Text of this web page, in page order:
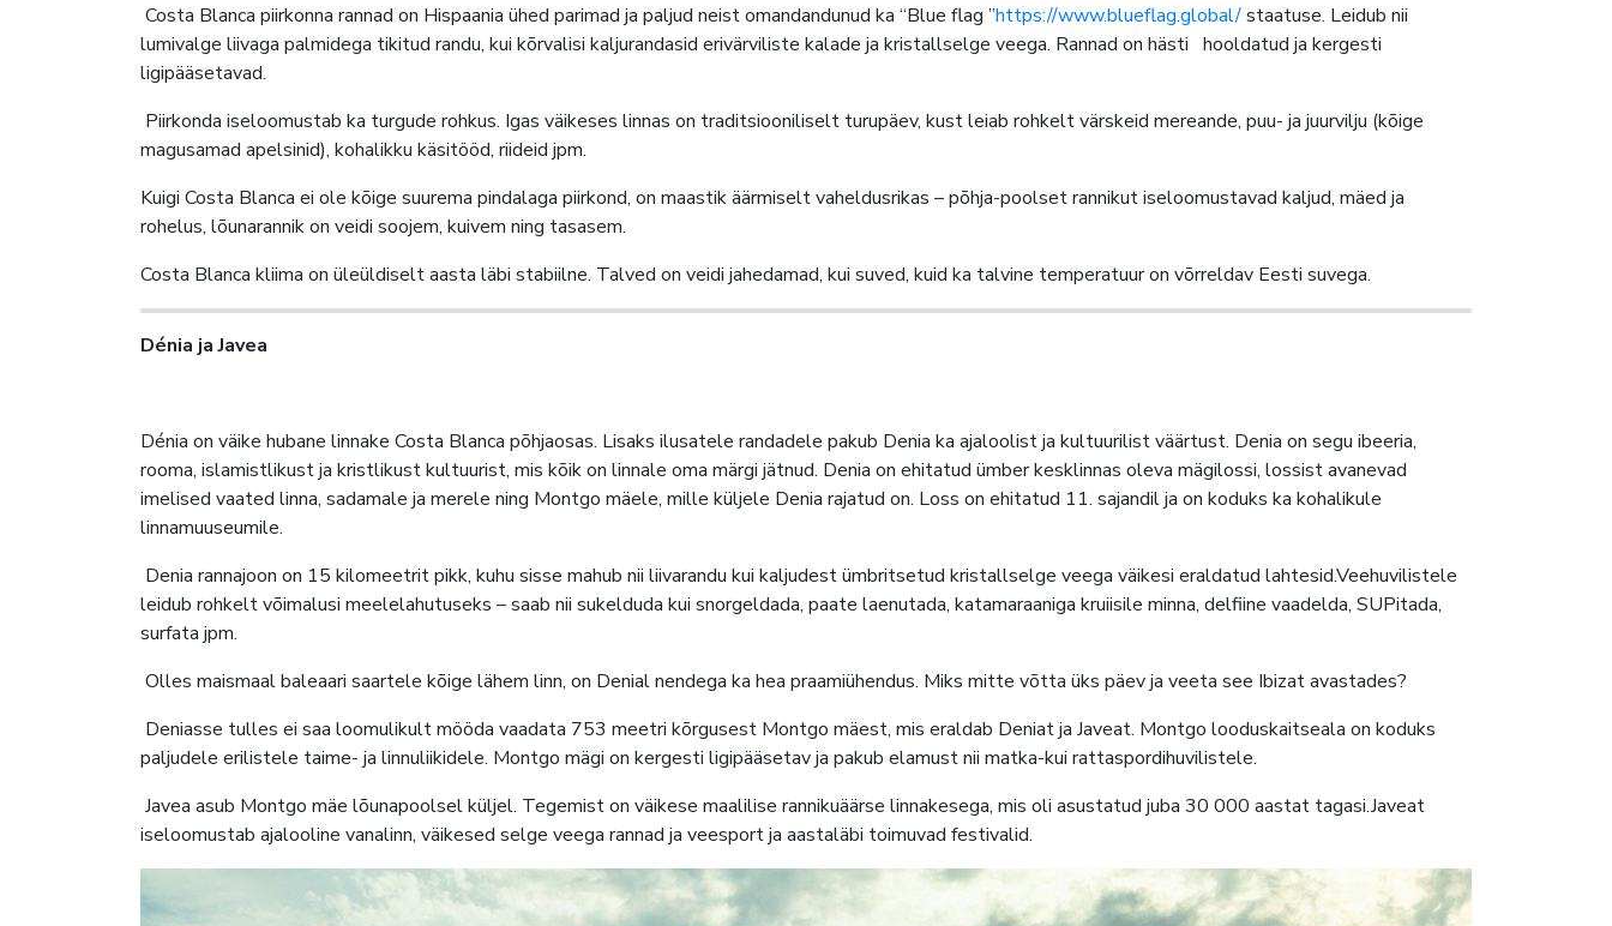
Costa Blanca piirkonna rannad on Hispaania ühed parimad ja paljud neist omandandunud ka “Blue flag ”https://www.blueflag.global/staatuse. Leidub nii
lumivalge liivaga palmidega tikitud randu, kui kõrvalisi kaljurandasid erivärviliste kalade ja kristallselge veega. Rannad on hästi hooldatud ja kergesti
ligipääsetavad.
Piirkonda iseloomustab ka turgude rohkus. Igas väikeses linnas on traditsiooniliselt turupäev, kust leiab rohkelt värskeid mereande, puu- ja juurvilju (kõige
magusamad apelsinid), kohalikku käsitööd, riideid jpm.
Kuigi Costa Blanca ei ole kõige suurema pindalaga piirkond, on maastik äärmiselt vaheldusrikas – põhja-poolset rannikut iseloomustavad kaljud, mäed ja
rohelus, lõunarannik on veidi soojem, kuivem ning tasasem.
Costa Blanca kliima on üleüldiselt aasta läbi stabiilne. Talved on veidi jahedamad, kui suved, kuid ka talvine temperatuur on võrreldav Eesti suvega.
Dénia ja Javea
Dénia on väike hubane linnake Costa Blanca põhjaosas. Lisaks ilusatele randadele pakub Denia ka ajaloolist ja kultuurilist väärtust. Denia on segu ibeeria,
rooma, islamistlikust ja kristlikust kultuurist, mis kõik on linnale oma märgi jätnud. Denia on ehitatud ümber kesklinnas oleva mägilossi, lossist avanevad
imelised vaated linna, sadamale ja merele ning Montgo mäele, mille küljele Denia rajatud on. Loss on ehitatud 11. sajandil ja on koduks ka kohalikule
linnamuuseumile.
Denia rannajoon on 15 kilomeetrit pikk, kuhu sisse mahub nii liivarandu kui kaljudest ümbritsetud kristallselge veega väikesi eraldatud lahtesid.Veehuvilistele
leidub rohkelt võimalusi meelelahutuseks – saab nii sukelduda kui snorgeldada, paate laenutada, katamaraaniga kruiisile minna, delfiine vaadelda, SUPitada,
surfata jpm.
Olles maismaal baleaari saartele kõige lähem linn, on Denial nendega ka hea praamiühendus. Miks mitte võtta üks päev ja veeta see Ibizat avastades?
Deniasse tulles ei saa loomulikult mööda vaadata 753 meetri kõrgusest Montgo mäest, mis eraldab Deniat ja Javeat. Montgo looduskaitseala on koduks
paljudele erilistele taime- ja linnuliikidele. Montgo mägi on kergesti ligipääsetav ja pakub elamust nii matka-kui rattaspordihuvilistele.
Javea asub Montgo mäe lõunapoolsel küljel. Tegemist on väikese maalilise rannikuäärse linnakesega, mis oli asustatud juba 30 000 aastat tagasi.Javeat
iseloomustab ajalooline vanalinn, väikesed selge veega rannad ja veesport ja aastaläbi toimuvad festivalid.